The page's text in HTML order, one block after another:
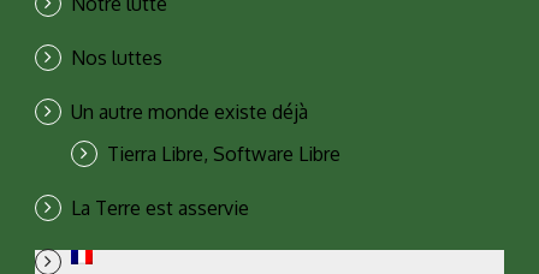
Nos luttes
Un autre monde existe déjà
Tierra Libre, Software Libre
La Terre est asservie